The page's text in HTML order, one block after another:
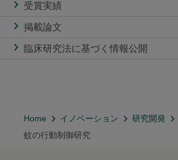
受賞実績
掲載論文
臨床研究法に基づく情報公開
Home イノベーション
研究開発
蚊の行動制御研究